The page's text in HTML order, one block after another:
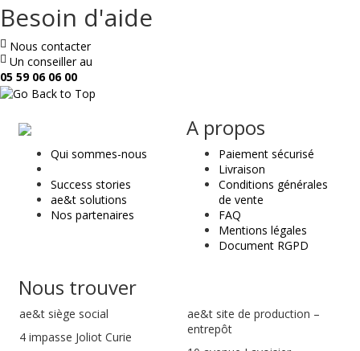
Besoin d'aide
Nous contacter
Un conseiller au
05 59 06 06 00
ae
&
t
Qui sommes-nous
Success stories
ae&t solutions
Nos partenaires
A propos
Paiement sécurisé
Livraison
Conditions générales
de vente
FAQ
Mentions légales
Document RGPD
Nous trouver
ae&t siège social
4 impasse Joliot Curie
ae&t site de production –
entrepôt